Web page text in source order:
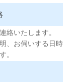
絡いたします。
、お伺いする日時
。